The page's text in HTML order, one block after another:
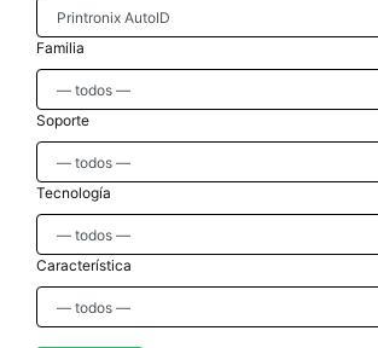
Familia
Soporte
Tecnología
Característica